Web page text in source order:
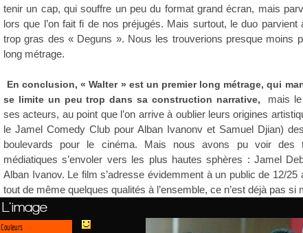
tenir un cap, qui souffre un peu du format grand écran, mais
lors que l’on fait fi de nos préjugés. Mais surtout, le duo
trop gras des « Deguns ». Nous les trouverions presque moins
long métrage.
En conclusion, « Walter » est un premier long métrage, qui
se limite un peu trop dans sa construction narrative,
mais
ses acteurs, au point que l’on arrive à oublier leurs origines
le Jamel Comedy Club pour Alban Ivanonv et Samuel Djian)
boulevards pour le cinéma. Mais nous avons pu voir des
médiatiques s’envoler vers les plus hautes sphères : Jamel
Alban Ivanov. Le film s’adresse évidemment à un public de 12/
tout de même quelques qualités à l’ensemble, ce n’est déjà pas si
L'image
Couleurs